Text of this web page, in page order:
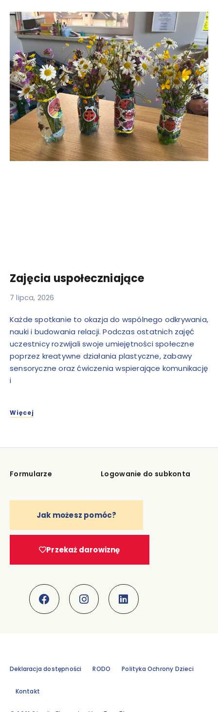
Zajęcia uspołeczniające
7 lipca, 2026
Każde spotkanie to okazja do wspólnego odkrywania,
nauki i budowania relacji. Podczas ostatnich zajęć
uczestnicy rozwijali swoje umiejętności społeczne
poprzez kreatywne działania plastyczne, zabawy
sensoryczne oraz ćwiczenia wspierające komunikację
i
Więcej
Formularze Logowanie do subkonta
Jak możesz pomóc?
Przekaż darowiznę
Deklaracja dostępności RODO Polityka Ochrony Dzieci
Kontakt